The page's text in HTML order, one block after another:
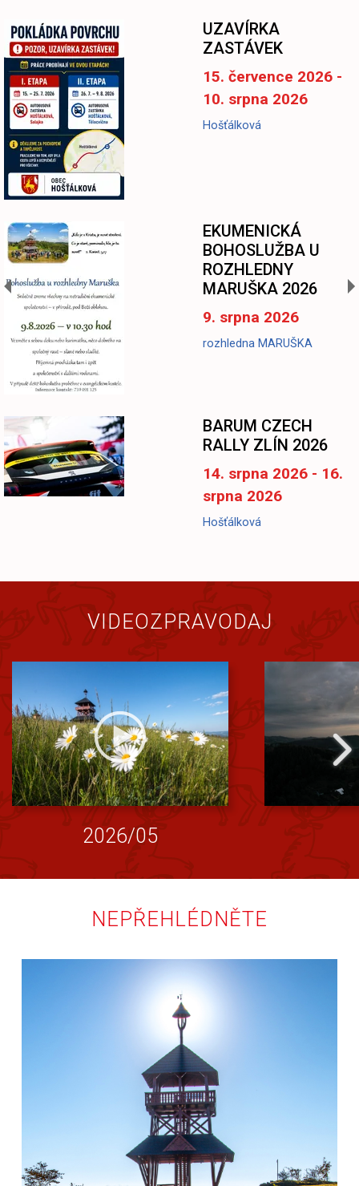
UZAVÍRKA
ZASTÁVEK
15. července 2026 -
10. srpna 2026
Hošťálková
EKUMENICKÁ
BOHOSLUŽBA U
ROZHLEDNY
MARUŠKA 2026
9. srpna 2026
rozhledna MARUŠKA
BARUM CZECH
RALLY ZLÍN 2026
14. srpna 2026 - 16.
srpna 2026
Hošťálková
VIDEOZPRAVODAJ
2026/05
NEPŘEHLÉDNĚTE